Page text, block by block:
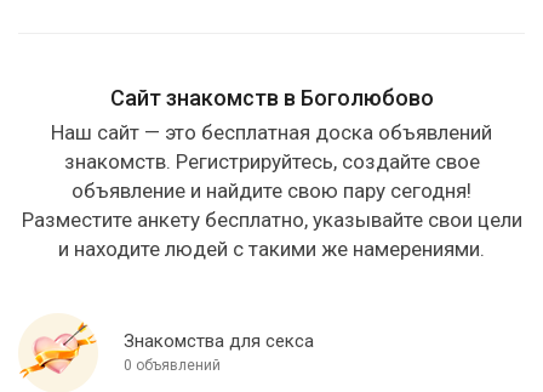
Сайт знакомств в Боголюбово
Наш сайт — это бесплатная доска объявлений
знакомств. Регистрируйтесь, создайте свое
объявление и найдите свою пару сегодня!
Разместите анкету бесплатно, указывайте свои цели
и находите людей с такими же намерениями.
Знакомства для секса
0 объявлений